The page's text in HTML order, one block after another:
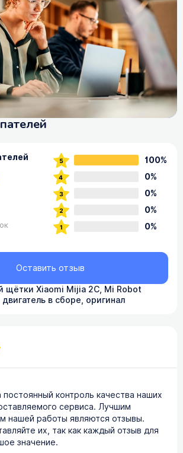
100%
0%
0%
0%
0%
щётки Xiaomi Mijia 2C, Mi Robot
в сборе, оригинал
Оставить отзыв
контроль качества наших
сервиса. Лучшим
нашей работы являются отзывы.
их, так как каждый отзыв для
значение.